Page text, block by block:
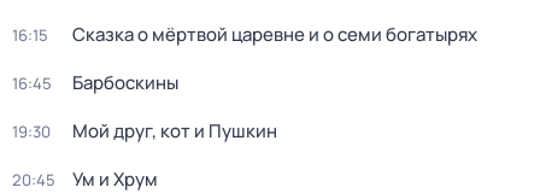
16:15 Сказка о мёртвой царевне и о семи богатырях
16:45 Барбоскины
19:30 Мой друг, кот и Пушкин
20:45 Ум и Хрум